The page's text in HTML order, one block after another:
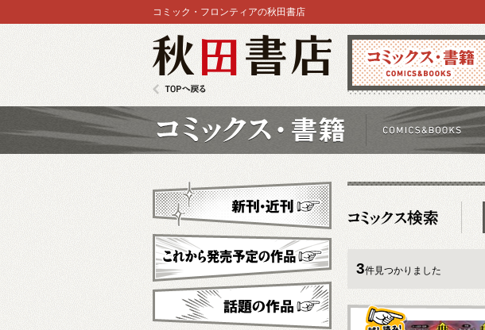
コミックス
コミック・フロンティアの秋田書店
3件見つかりました
新刊・近刊
これから発売予定